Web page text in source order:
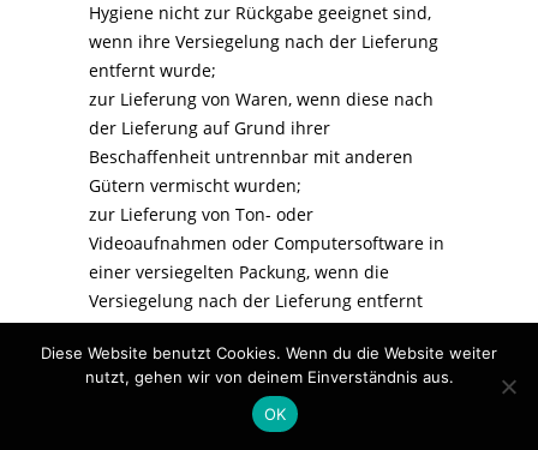
Hygiene nicht zur Rückgabe geeignet sind,
wenn ihre Versiegelung nach der Lieferung
entfernt wurde;
zur Lieferung von Waren, wenn diese nach
der Lieferung auf Grund ihrer
Beschaffenheit untrennbar mit anderen
Gütern vermischt wurden;
zur Lieferung von Ton- oder
Videoaufnahmen oder Computersoftware in
einer versiegelten Packung, wenn die
Versiegelung nach der Lieferung entfernt
wurde.
Widerrufsbelehrung für einen Vertrag über
die Lieferung von digitalen Inhalten, die
nicht auf einem körperlichen Datenträger
Diese Website benutzt Cookies. Wenn du die Website weiter
nutzt, gehen wir von deinem Einverständnis aus.
OK